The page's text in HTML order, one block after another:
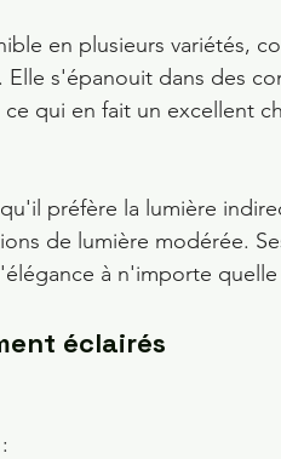
en plusieurs variétés,
Elle s'épanouit dans des
qui en fait un excellent
préfère la lumière
de lumière modérée.
à n'importe quelle
éclairés
: